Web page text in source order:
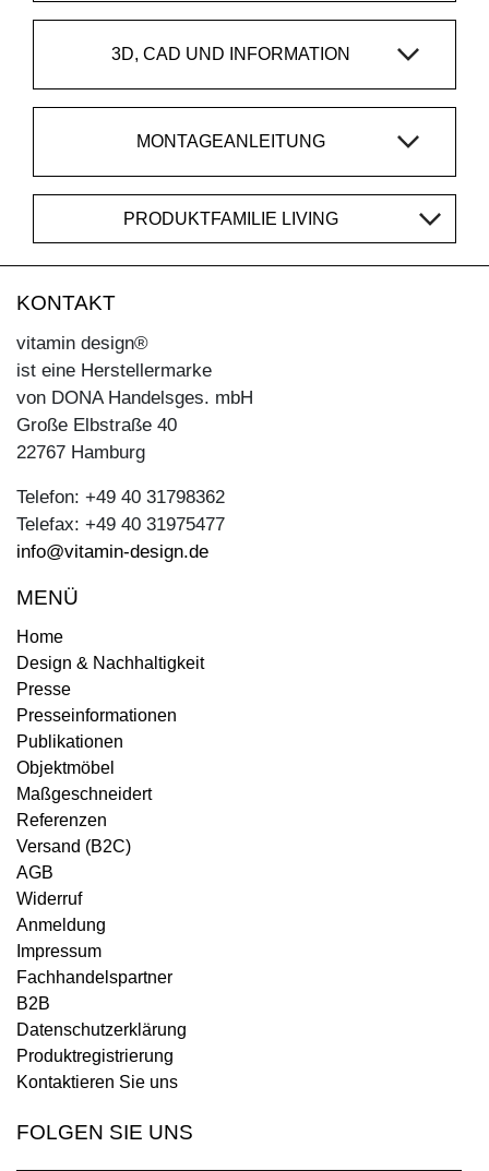
3D, CAD UND INFORMATION
MONTAGEANLEITUNG
PRODUKTFAMILIE LIVING
KONTAKT
vitamin design®
ist eine Herstellermarke
von DONA Handelsges. mbH
Große Elbstraße 40
22767 Hamburg
Telefon: +49 40 31798362
Telefax: +49 40 31975477
info@vitamin-design.de
MENÜ
Home
Design & Nachhaltigkeit
Presse
Presseinformationen
Publikationen
Objektmöbel
Maßgeschneidert
Referenzen
Versand (B2C)
AGB
Widerruf
Anmeldung
Impressum
Fachhandelspartner
B2B
Datenschutzerklärung
Produktregistrierung
Kontaktieren Sie uns
FOLGEN SIE UNS